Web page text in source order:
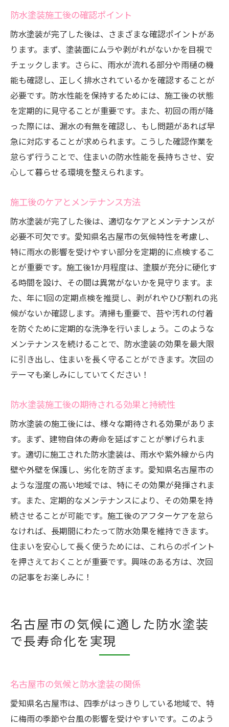
防水塗装施工後の確認ポイント
防水塗装が完了した後は、さまざまな確認ポイントがあ
ります。まず、塗装面にムラや剥がれがないかを目視で
チェックします。さらに、雨水が流れる部分や雨樋の機
能も確認し、正しく排水されているかを確認することが
必要です。防水性能を保持するためには、施工後の状態
を定期的に見守ることが重要です。また、初回の雨が降
った際には、漏水の有無を確認し、もし問題があれば早
急に対応することが求められます。こうした確認作業を
怠らず行うことで、住まいの防水性能を長持ちさせ、安
心して暮らせる環境を整えられます。
施工後のケアとメンテナンス方法
防水塗装が完了した後は、適切なケアとメンテナンスが
必要不可欠です。愛知県名古屋市の気候特性を考慮し、
特に雨水の影響を受けやすい部分を定期的に点検するこ
とが重要です。施工後1か月程度は、塗膜が充分に硬化す
る時間を設け、その間は異常がないかを見守ります。ま
た、年に1回の定期点検を推奨し、剥がれやひび割れの兆
候がないか確認します。清掃も重要で、苔や汚れの付着
を防ぐために定期的な洗浄を行いましょう。このような
メンテナンスを続けることで、防水塗装の効果を最大限
に引き出し、住まいを長く守ることができます。次回の
テーマも楽しみにしていてください！
防水塗装施工後の期待される効果と持続性
防水塗装の施工後には、様々な期待される効果がありま
す。まず、建物自体の寿命を延ばすことが挙げられま
す。適切に施工された防水塗装は、雨水や紫外線から内
壁や外壁を保護し、劣化を防ぎます。愛知県名古屋市の
ような湿度の高い地域では、特にその効果が発揮されま
す。また、定期的なメンテナンスにより、その効果を持
続させることが可能です。施工後のアフターケアを怠ら
なければ、長期間にわたって防水効果を維持できます。
住まいを安心して長く使うためには、これらのポイント
を押さえておくことが重要です。興味のある方は、次回
の記事をお楽しみに！
名古屋市の気候に適した防水塗装
で長寿命化を実現
名古屋市の気候と防水塗装の関係
愛知県名古屋市は、四季がはっきりしている地域で、特
に梅雨の季節や台風の影響を受けやすいです。このよう